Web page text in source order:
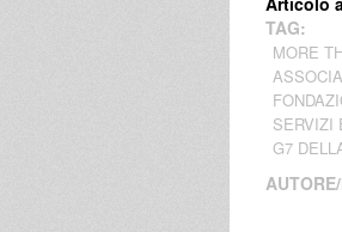
TAG:
MORE
SERVIZI
G7